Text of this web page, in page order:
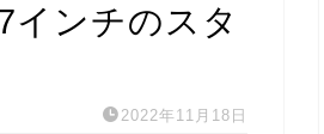
インチのスタ
2022年11月18日